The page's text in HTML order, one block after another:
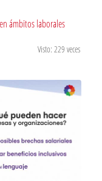
ámbitos laborales
Visto: 229 veces